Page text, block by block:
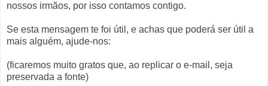
nossos irmãos, por isso contamos contigo.
Se esta mensagem te foi útil, e achas que poderá ser útil a
mais alguém, ajude-nos:
(ficaremos muito gratos que, ao replicar o e-mail, seja
preservada a fonte)